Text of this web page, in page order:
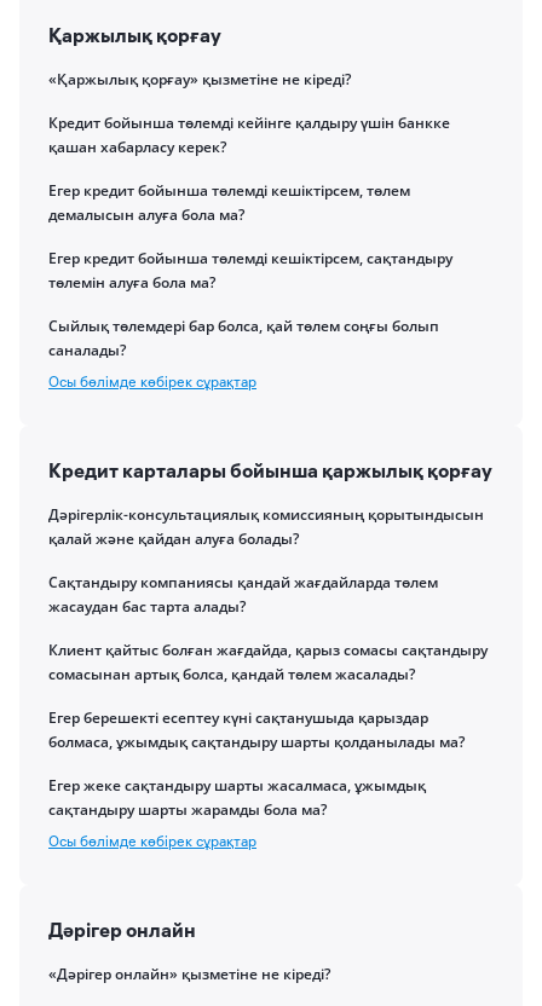
Қаржылық қорғау
«Қаржылық қорғау» қызметіне не кіреді?
Кредит бойынша төлемді кейінге қалдыру үшін банкке
қашан хабарласу керек?
Егер кредит бойынша төлемді кешіктірсем, төлем
демалысын алуға бола ма?
Егер кредит бойынша төлемді кешіктірсем, сақтандыру
төлемін алуға бола ма?
Сыйлық төлемдері бар болса, қай төлем соңғы болып
саналады?
Осы бөлімде көбірек сұрақтар
Кредит карталары бойынша қаржылық қорғау
Дәрігерлік-консультациялық комиссияның қорытындысын
қалай және қайдан алуға болады?
Сақтандыру компаниясы қандай жағдайларда төлем
жасаудан бас тарта алады?
Клиент қайтыс болған жағдайда, қарыз сомасы сақтандыру
сомасынан артық болса, қандай төлем жасалады?
Егер берешекті есептеу күні сақтанушыда қарыздар
болмаса, ұжымдық сақтандыру шарты қолданылады ма?
Егер жеке сақтандыру шарты жасалмаса, ұжымдық
сақтандыру шарты жарамды бола ма?
Осы бөлімде көбірек сұрақтар
Дәрігер онлайн
«Дәрігер онлайн» қызметіне не кіреді?